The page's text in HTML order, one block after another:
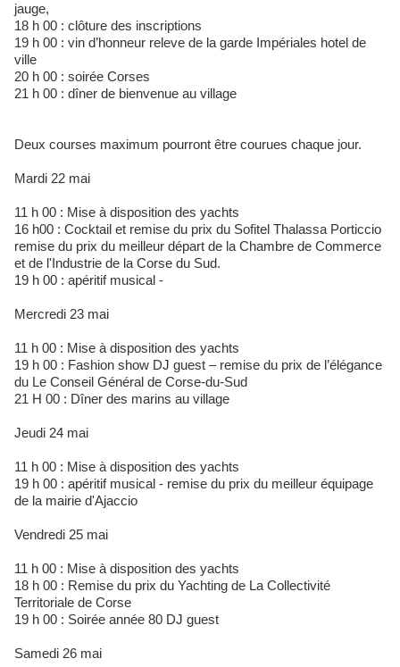
jauge,
18 h 00 : clôture des inscriptions
19 h 00 : vin d’honneur releve de la garde Impériales hotel de
ville
20 h 00 : soirée Corses
21 h 00 : dîner de bienvenue au village
Deux courses maximum pourront être courues chaque jour.
Mardi 22 mai
11 h 00 : Mise à disposition des yachts
16 h00 : Cocktail et remise du prix du Sofitel Thalassa Porticcio
remise du prix du meilleur départ de la Chambre de Commerce
et de l'Industrie de la Corse du Sud.
19 h 00 : apéritif musical -
Mercredi 23 mai
11 h 00 : Mise à disposition des yachts
19 h 00 : Fashion show DJ guest – remise du prix de l’élégance
du Le Conseil Général de Corse-du-Sud
21 H 00 : Dîner des marins au village
Jeudi 24 mai
11 h 00 : Mise à disposition des yachts
19 h 00 : apéritif musical - remise du prix du meilleur équipage
de la mairie d'Ajaccio
Vendredi 25 mai
11 h 00 : Mise à disposition des yachts
18 h 00 : Remise du prix du Yachting de La Collectivité
Territoriale de Corse
19 h 00 : Soirée année 80 DJ guest
Samedi 26 mai